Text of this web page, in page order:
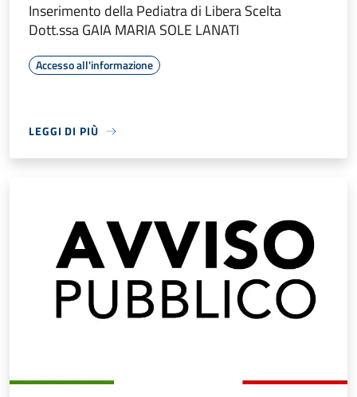
Inserimento della Pediatra di Libera Scelta
Dott.ssa GAIA MARIA SOLE LANATI
Accesso all'informazione
LEGGI DI PIÙ